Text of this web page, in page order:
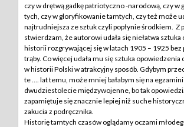
czy w drętwą gadkę patriotyczno -narodową, czy w
tych, czy w gloryfikowanie tamtych, czy też może
najtrudniejsza ze sztuk czyli popłynie środkiem. Z
stwierdzam, że autorowi udała się niełatwa
historii rozgrywającej się w latach 1905 – 1925 bez
trąby. Co więcej udała mu się sztuka
w historii Polski w atrakcyjny sposób. Gdybym
te …. lat temu, może mniej bałabym się na
dwudziestolecie międzywojenne, bo tak
zapamiętuje się znacznie lepiej niż suche
zakucia z podręcznika.
Historię tamtych czasów oglądamy oczami